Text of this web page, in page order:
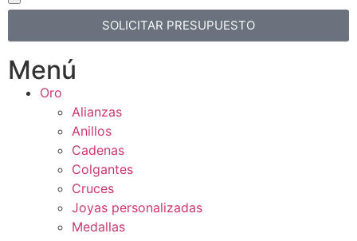
SOLICITAR PRESUPUESTO
Menú
Oro
Alianzas
Anillos
Cadenas
Colgantes
Cruces
Joyas personalizadas
Medallas